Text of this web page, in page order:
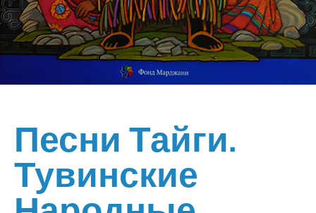
Песни Тайги.
Тувинские